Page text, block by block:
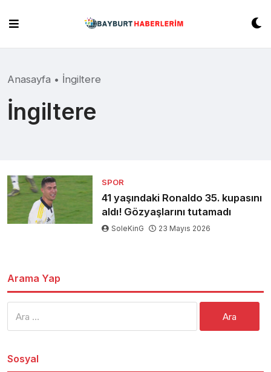
content
Anasayfa • İngiltere
İngiltere
SPOR
41 yaşındaki Ronaldo 35. kupasını
aldı! Gözyaşlarını tutamadı
SoleKinG 23 Mayıs 2026
Arama Yap
Sosyal